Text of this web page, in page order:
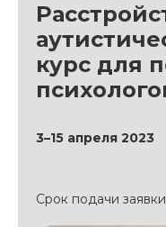
курс для
3–15 апреля 2023
Срок подачи